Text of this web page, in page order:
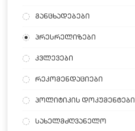
განცხადებები
პრესრელიზები
კვლევები
რეკომენდაციები
პოლიტიკის დოკუმენტები
სახელმძღვანელო